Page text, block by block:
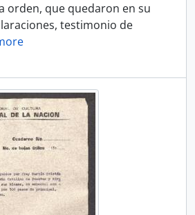
orden, que quedaron en su
testimonio de